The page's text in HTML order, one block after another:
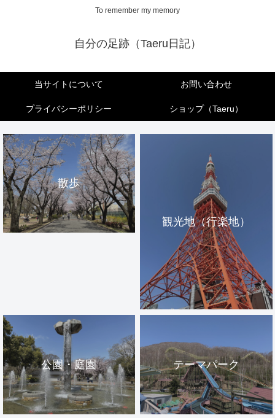
To remember my memory
自分の足跡（Taeru日記）
当サイトについて お問い合わせ
プライバシーポリシー ショップ（Taeru）
散歩
観光地（行楽地）
公園・庭園 テーマパーク